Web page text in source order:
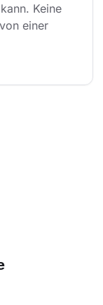
Keine
einer